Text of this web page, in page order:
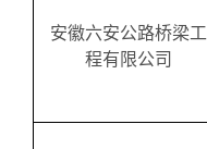
安徽六安公路桥梁工
程有限公司